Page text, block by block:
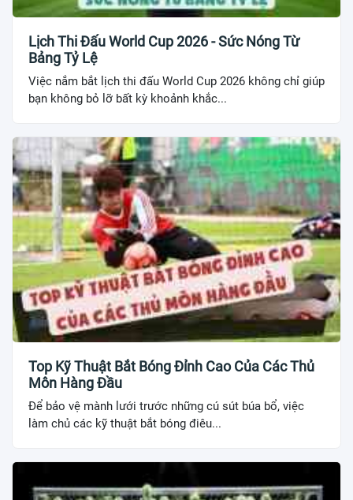
Lịch Thi Đấu World Cup 2026 - Sức Nóng Từ
Bảng Tỷ Lệ
Việc nắm bắt lịch thi đấu World Cup 2026 không chỉ giúp
bạn không bỏ lỡ bất kỳ khoảnh khắc...
Top Kỹ Thuật Bắt Bóng Đỉnh Cao Của Các Thủ
Môn Hàng Đầu
Để bảo vệ mành lưới trước những cú sút búa bổ, việc
làm chủ các kỹ thuật bắt bóng điêu...